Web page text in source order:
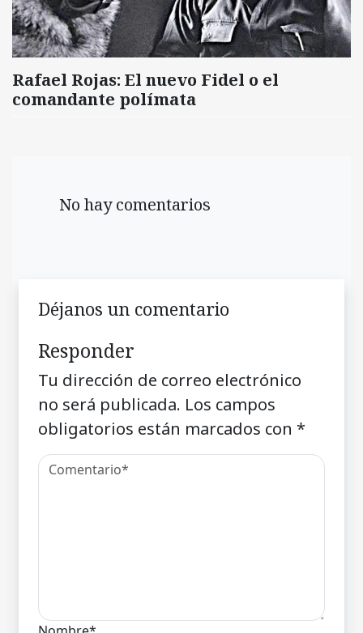
Rafael Rojas: El nuevo Fidel o el
comandante polímata
No hay comentarios
Déjanos un comentario
Responder
Tu dirección de correo electrónico
no será publicada. Los campos
obligatorios están marcados con *